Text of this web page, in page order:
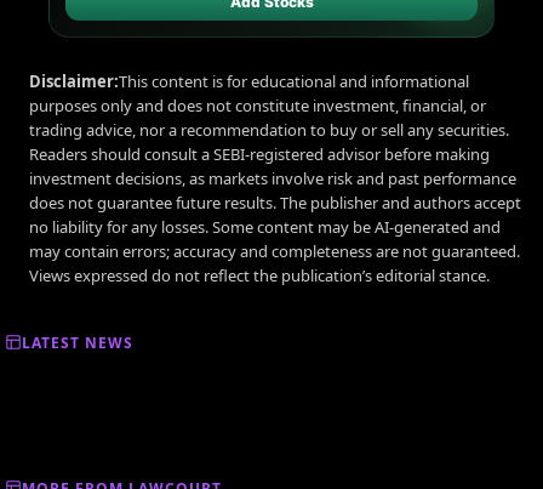
Disclaimer:This content is for educational and informational
purposes only and does not constitute investment, financial, or
trading advice, nor a recommendation to buy or sell any securities.
Readers should consult a SEBI-registered advisor before making
investment decisions, as markets involve risk and past performance
does not guarantee future results. The publisher and authors accept
no liability for any losses. Some content may be AI-generated and
may contain errors; accuracy and completeness are not guaranteed.
Views expressed do not reflect the publication’s editorial stance.
LATEST NEWS